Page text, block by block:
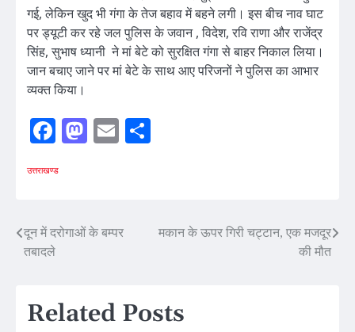
गई, लेकिन खुद भी गंगा के तेज बहाव में बहने लगी। इस बीच नाव घाट
पर ड्यूटी कर रहे जल पुलिस के जवान , विदेश, रवि राणा और राजेंद्र
सिंह, सुभाष ध्यानी ने मां बेटे को सुरक्षित गंगा से बाहर निकाल लिया।
जान बचाए जाने पर मां बेटे के साथ आए परिजनों ने पुलिस का आभार
व्यक्त किया।
Facebook
Mastodon
Email
उत्तराखण्ड
Post
दून में दरोगाओं के बम्पर
तबादले
मकान के ऊपर गिरी चट्टान, एक मजदूर
की मौत
Related Posts